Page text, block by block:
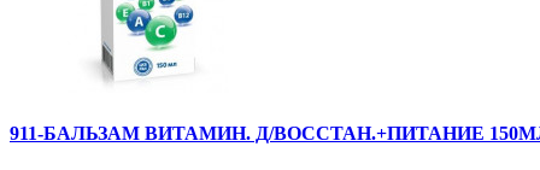
911-БАЛЬЗАМ ВИТАМИН. Д/ВОССТАН.+ПИТАНИЕ